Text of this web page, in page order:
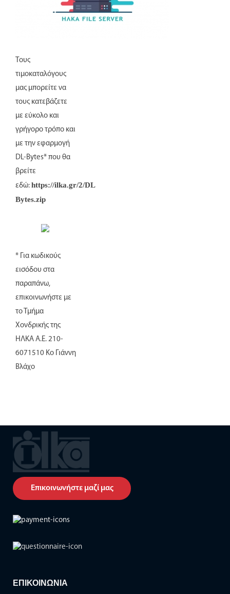
Τους
τιμοκαταλόγους
μας μπορείτε να
τους κατεβάζετε
με εύκολο και
γρήγορο τρόπο και
με την εφαρμογή
DL-Bytes* που θα
βρείτε
εδώ: https://ilka.gr/2/DL
Bytes.zip
* Για κωδικούς
εισόδου στα
παραπάνω,
επικοινωνήστε με
το Τμήμα
Χονδρικής της
ΗΛΚΑ Α.Ε. 210-
6071510 Κο Γιάννη
Βλάχο
Επικοινωνήστε μαζί μας
ΕΠΙΚΟΙΝΩΝΙΑ